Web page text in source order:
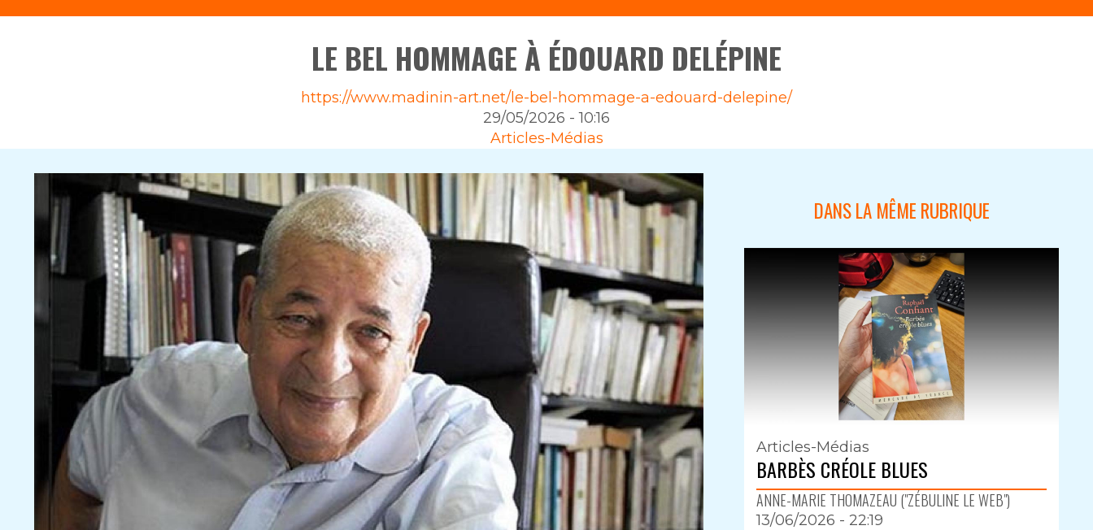
LE BEL HOMMAGE À ÉDOUARD DELÉPINE
https://www.madinin-art.net/le-bel-hommage-a-edouard-delepine/
29/05/2026 - 10:16
Articles-Médias
DANS LA MÊME RUBRIQUE
Articles-Médias
BARBÈS CRÉOLE BLUES
ANNE-MARIE THOMAZEAU ("ZÉBULINE LE WEB")
13/06/2026 - 22:19